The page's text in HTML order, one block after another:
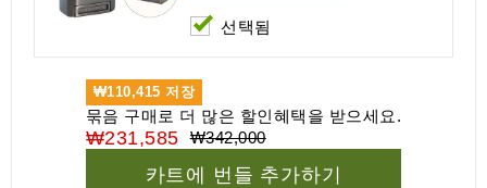
선택됨
₩110,415 저장
묶음 구매로 더 많은 할인혜택을 받으세요.
₩231,585 ₩342,000
카트에 번들 추가하기